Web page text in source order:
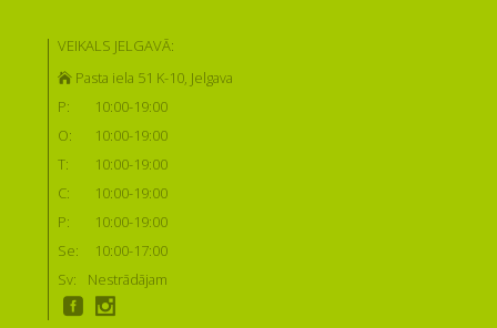
VEIKALS JELGAVĀ:
Pasta iela 51 K-10, Jelgava
P:
10:00-19:00
O:
10:00-19:00
T:
10:00-19:00
C:
10:00-19:00
P:
10:00-19:00
Se:
10:00-17:00
Sv:
Nestrādājam